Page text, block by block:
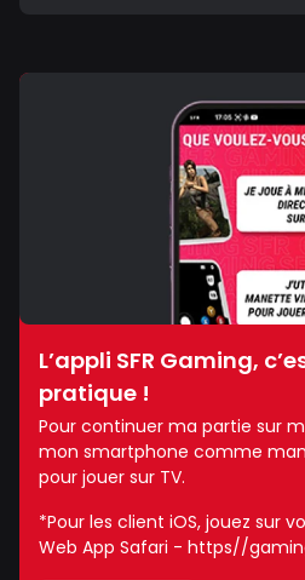
L’appli SFR Gaming,
pratique !
Pour continuer ma partie sur
mon smartphone comme
pour jouer sur TV.
*Pour les client iOS, jouez sur
Web App Safari - https//